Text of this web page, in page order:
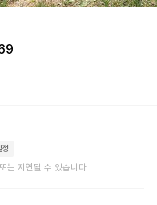
는 지연될 수 있습니다.